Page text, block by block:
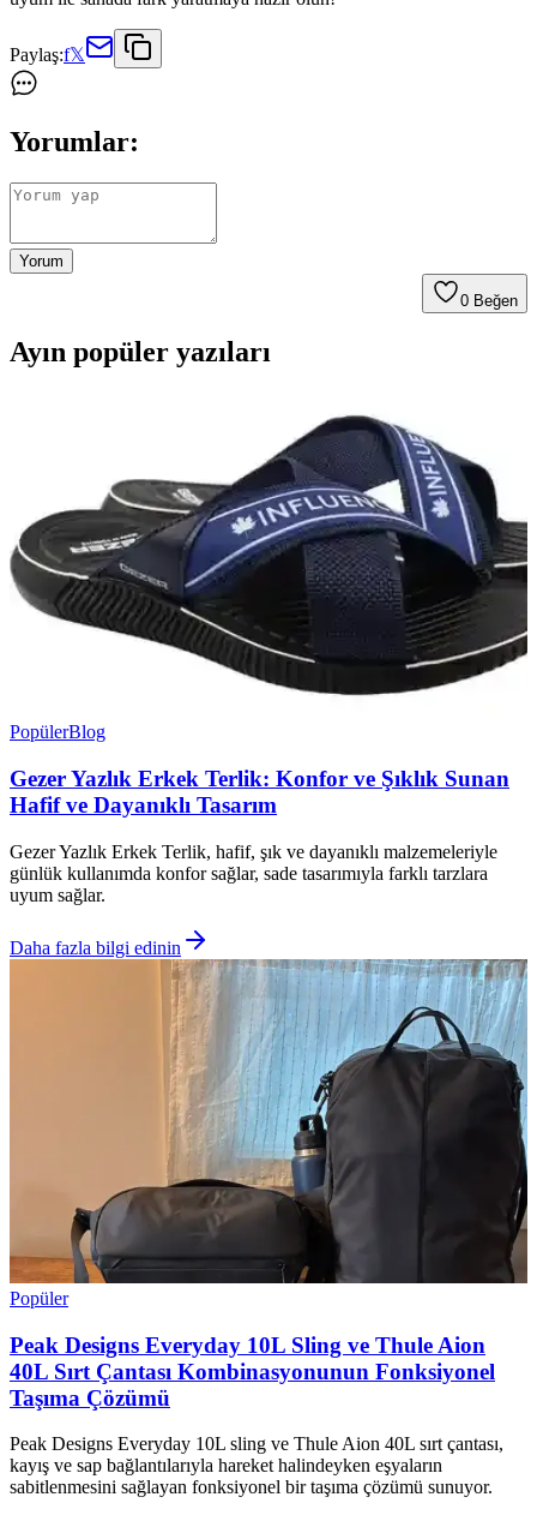
Paylaş:f𝕏
Yorumlar:
Yorum
0 Beğen
Ayın popüler yazıları
PopülerBlog
Gezer Yazlık Erkek Terlik: Konfor ve Şıklık Sunan
Hafif ve Dayanıklı Tasarım
Gezer Yazlık Erkek Terlik, hafif, şık ve dayanıklı malzemeleriyle
günlük kullanımda konfor sağlar, sade tasarımıyla farklı tarzlara
uyum sağlar.
Daha fazla bilgi edinin
Popüler
Peak Designs Everyday 10L Sling ve Thule Aion
40L Sırt Çantası Kombinasyonunun Fonksiyonel
Taşıma Çözümü
Peak Designs Everyday 10L sling ve Thule Aion 40L sırt çantası,
kayış ve sap bağlantılarıyla hareket halindeyken eşyaların
sabitlenmesini sağlayan fonksiyonel bir taşıma çözümü sunuyor.